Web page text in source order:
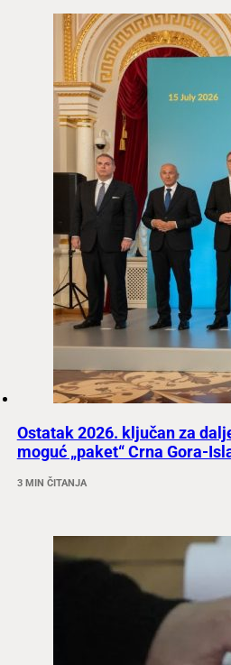
Ostatak 2026. ključan za
moguć „paket“ Crna Gora-
3 MIN ČITANJA